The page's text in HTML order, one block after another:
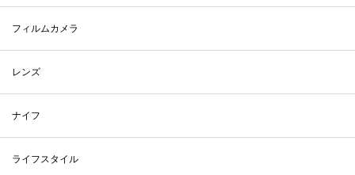
フィルムカメラ
レンズ
ナイフ
ライフスタイル